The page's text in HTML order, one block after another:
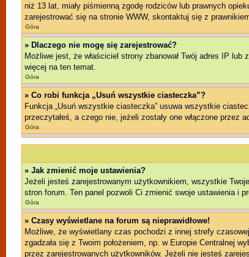
niż 13 lat, miały piśmienną zgodę rodziców lub prawnych
zarejestrować się na stronie WWW, skontaktuj się z
Góra
» Dlaczego nie mogę się zarejestrować?
Możliwe jest, że właściciel strony zbanował Twój adres IP
więcej na ten temat.
Góra
» Co robi funkcja „Usuń wszystkie ciasteczka”?
Funkcja „Usuń wszystkie ciasteczka” usuwa wszystkie
przeczytałeś, a czego nie, jeżeli zostały one włączone
Góra
» Jak zmienić moje ustawienia?
Jeżeli jesteś zarejestrowanym użytkownikiem, wszystkie
stron forum. Ten panel pozwoli Ci zmienić swoje ustawienia i
Góra
» Czasy wyświetlane na forum są nieprawidłowe!
Możliwe, że wyświetlany czas pochodzi z innej strefy
zgadzała się z Twoim położeniem, np. w Europie Centralnej
przez zarejestrowanych użytkowników. Jeżeli nie jesteś